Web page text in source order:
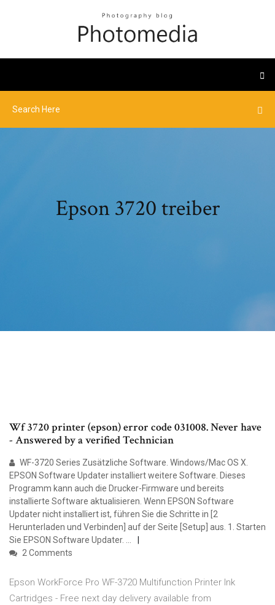
Epson 3720 treiber
Wf 3720 printer (epson) error code 031008. Never have
- Answered by a verified Technician
WF-3720 Series Zusätzliche Software. Windows/Mac OS X.
EPSON Software Updater installiert weitere Software. Dieses
Programm kann auch die Drucker-Firmware und bereits
installierte Software aktualisieren. Wenn EPSON Software
Updater nicht installiert ist, führen Sie die Schritte in [2
Herunterladen und Verbinden] auf der Seite [Setup] aus. 1. Starten
Sie EPSON Software Updater. …
2 Comments
Epson WorkForce Pro WF-3720 Multifunction Printer Ink
Cartridges - Free next day delivery available from